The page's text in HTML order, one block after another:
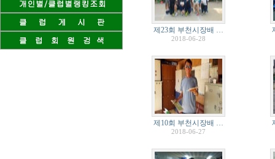
제23회 부천시장배 …
2018-06-28
제10회 부천시장배 …
2018-06-27